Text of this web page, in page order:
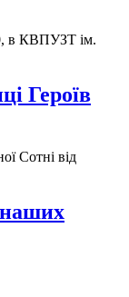
в КВПУЗТ ім.
Героїв
Сотні від
наших